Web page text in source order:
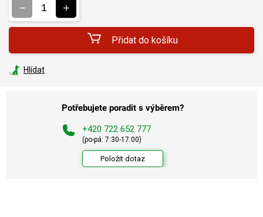
Přidat do košíku
Hlídat
Potřebujete poradit s výběrem?
+420 722 652 777
(po-pá: 7:30-17:00)
Položit dotaz